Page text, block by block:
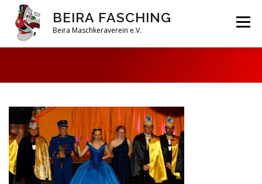
Inhalt
springen
BEIRA FASCHING
Beira Maschkeraverein e.V.
Menü
VEREIN